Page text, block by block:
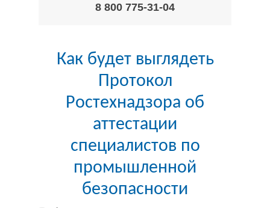
8 800 775-31-04
Как будет выглядеть
Протокол
Ростехнадзора об
аттестации
специалистов по
промышленной
безопасности